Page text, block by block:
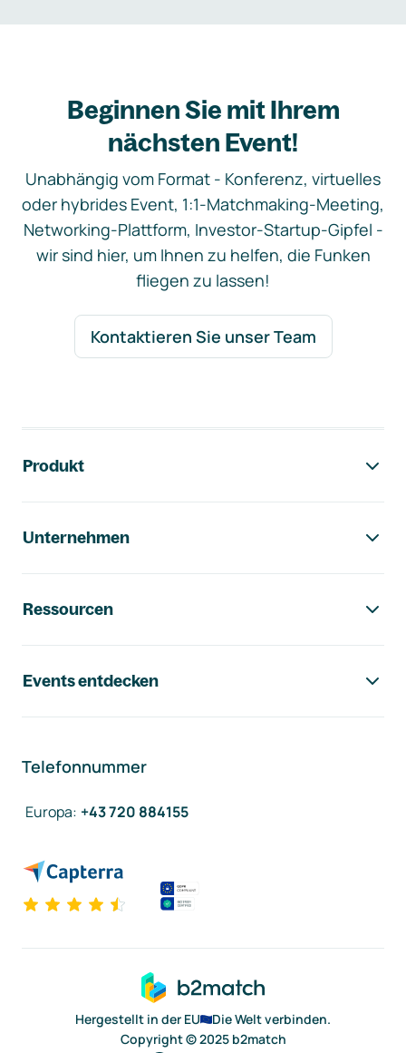
Beginnen Sie mit Ihrem
nächsten Event!
Unabhängig vom Format - Konferenz, virtuelles
oder hybrides Event, 1:1-Matchmaking-Meeting,
Networking-Plattform, Investor-Startup-Gipfel -
wir sind hier, um Ihnen zu helfen, die Funken
fliegen zu lassen!
Kontaktieren Sie unser Team
Produkt
Unternehmen
Ressourcen
Events entdecken
Telefonnummer
Europa: +43 720 884155
Hergestellt in der EU
Die Welt verbinden.
Copyright © 2025 b2match